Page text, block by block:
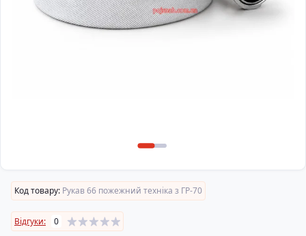
Код товару: Рукав 66 пожежний техніка з ГР-70
Відгуки: 0